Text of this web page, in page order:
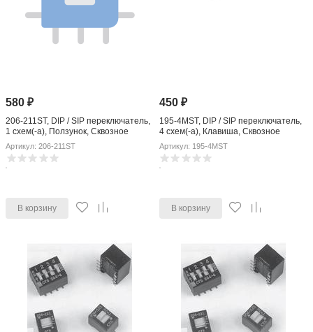
580₽
206-211ST, DIP / SIP переключатель,
1 схем(-а), Ползунок, Сквозное
Отверстие, DPST, 50 В, 100 мА
Артикул: 206-211ST
В корзину
450 ₽
195-4MST, DIP / SIP переключатель,
4 схем(-а), Клавиша, Сквозное
Отверстие, SPST, 50 В, 100 мА
Артикул: 195-4MST
В корзину